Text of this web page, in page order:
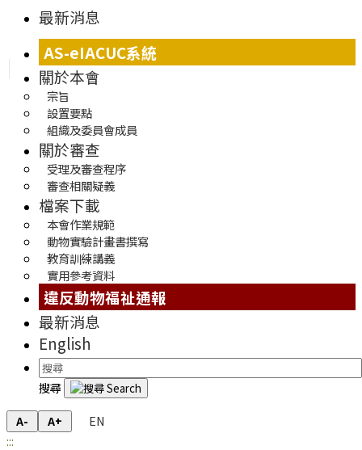
最新消息
AS-eIACUC系統
關於本會
宗旨
設置要點
組織及委員會成員
關於審查
受理及審查程序
審查相關疑義
檔案下載
本會作業規範
動物實驗計畫書撰寫
教育訓練講義
實用參考資料
違反動物福祉通報
最新消息
English
搜尋
A- A+
EN
:::